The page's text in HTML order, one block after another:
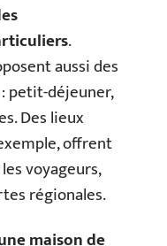
.
aussi des
petit-déjeuner,
Des lieux
offrent
voyageurs,
régionales.
maison de